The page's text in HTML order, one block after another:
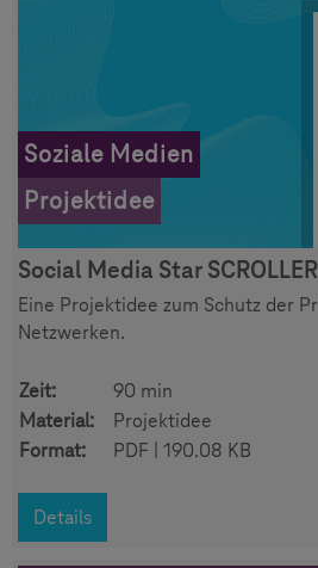
Soziale Medien
Projektidee
Social Media Star SCROLLER
Eine Projektidee zum Schutz der
Netzwerken.
Zeit:
90 min
Material:
Projektidee
Format:
PDF | 190.08 KB
Details